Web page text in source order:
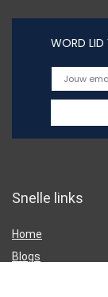
WORD LID
Snelle links
Home
Blogs